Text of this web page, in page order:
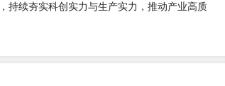
持续夯实科创实力与生产实力，推动产业高质